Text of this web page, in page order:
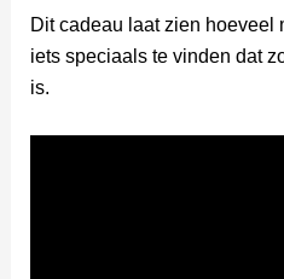
Dit cadeau laat zien hoeveel
iets speciaals te vinden dat
is.